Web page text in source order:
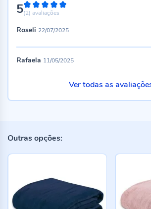
5100%
(2) avaliações
Roseli 22/07/2025
Rafaela 11/05/2025
Ver todas as
Outras opções: